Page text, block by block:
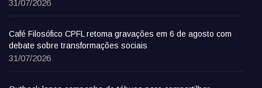
31/07/2026
Café Filosófico CPFL retoma gravações em 6 de agosto com
debate sobre transformações sociais
31/07/2026